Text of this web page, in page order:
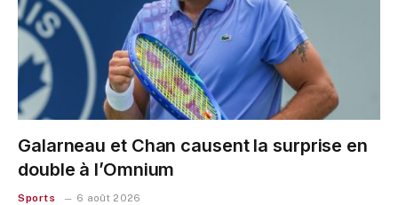
Galarneau et Chan causent la surprise en
double à l’Omnium
Sports 6 août 2026